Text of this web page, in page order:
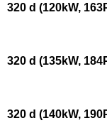
320 d (120kW,
320 d (135kW,
320 d (140kW,